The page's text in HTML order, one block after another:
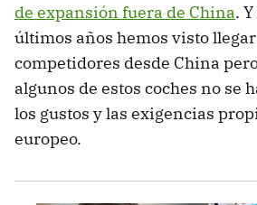
de expansión fuera de China.
últimos años hemos visto
competidores desde China
algunos de estos coches no se
los gustos y las exigencias
europeo.